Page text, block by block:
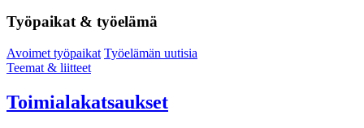
Työpaikat & työelämä
Avoimet työpaikat Työelämän uutisia
Teemat & liitteet
Toimialakatsaukset